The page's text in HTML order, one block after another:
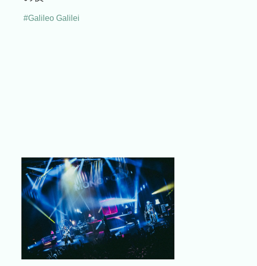
#Galileo Galilei